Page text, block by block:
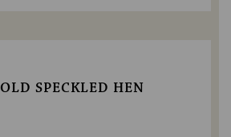
OLD SPECKLED HEN